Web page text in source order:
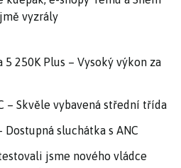
vyzrály
250K Plus – Vysoký výkon za
– Skvěle vybavená střední třída
Dostupná sluchátka s ANC
jsme nového vládce